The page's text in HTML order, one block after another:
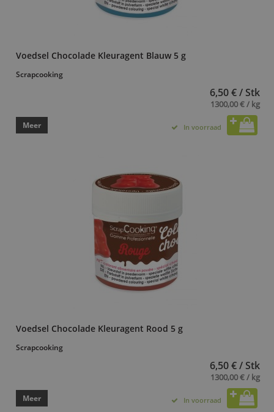
Voedsel Chocolade Kleuragent Blauw 5 g
Scrapcooking
6,50 € / Stk
1300,00 € / kg
Meer In voorraad
Voedsel Chocolade Kleuragent Rood 5 g
Scrapcooking
6,50 € / Stk
1300,00 € / kg
Meer In voorraad